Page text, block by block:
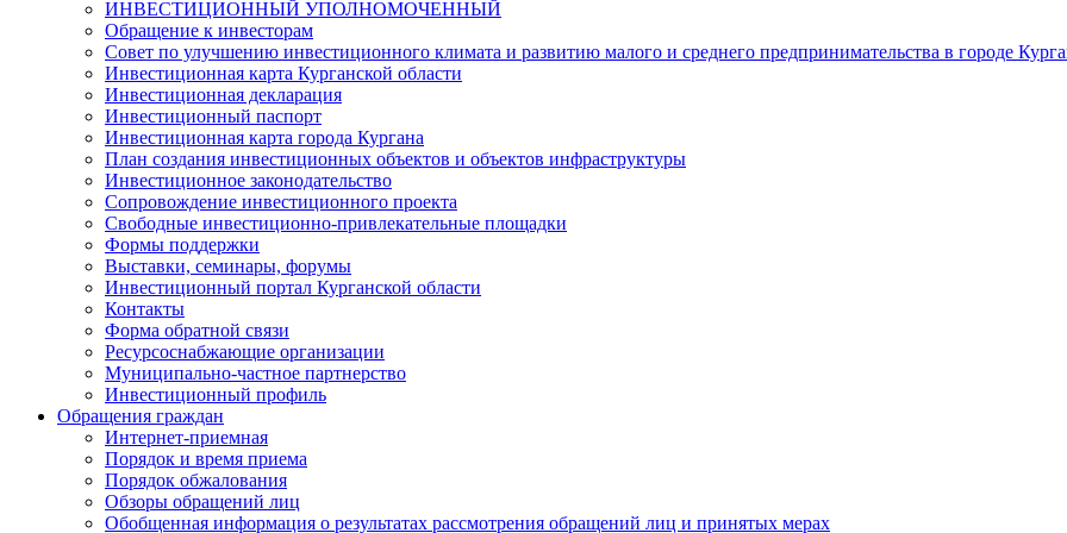
ИНВЕСТИЦИОННЫЙ УПОЛНОМОЧЕННЫЙ
Обращение к инвесторам
Совет по улучшению инвестиционного климата и развитию малого и среднего предпринимательства в городе
Инвестиционная карта Курганской области
Инвестиционная декларация
Инвестиционный паспорт
Инвестиционная карта города Кургана
План создания инвестиционных объектов и объектов инфраструктуры
Инвестиционное законодательство
Сопровождение инвестиционного проекта
Свободные инвестиционно-привлекательные площадки
Формы поддержки
Выставки, семинары, форумы
Инвестиционный портал Курганской области
Контакты
Форма обратной связи
Ресурсоснабжающие организации
Муниципально-частное партнерство
Инвестиционный профиль
Обращения граждан
Интернет-приемная
Порядок и время приема
Порядок обжалования
Обзоры обращений лиц
Обобщенная информация о результатах рассмотрения обращений лиц и принятых мерах